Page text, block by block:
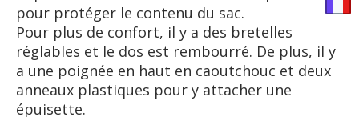
pour protéger le contenu du sac.
Pour plus de confort, il y a des bretelles
réglables et le dos est rembourré. De plus, il y
a une poignée en haut en caoutchouc et deux
anneaux plastiques pour y attacher une
épuisette.